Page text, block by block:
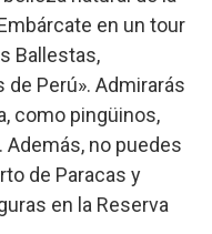
en un tour
Ballestas,
Perú». Admirarás
como pingüinos,
Además, no puedes
de Paracas y
en la Reserva